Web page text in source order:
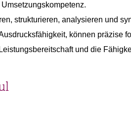
strukturieren, analysieren und
können präzise
und die